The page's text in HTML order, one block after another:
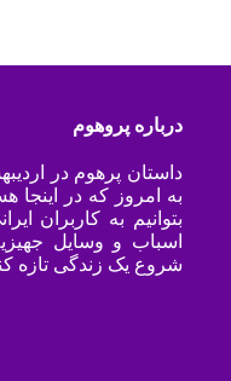
درباره پروهوم
به امروز که در اینجا
بتوانیم به کاربران
اسباب و وسایل
شروع یک زندگی تازه